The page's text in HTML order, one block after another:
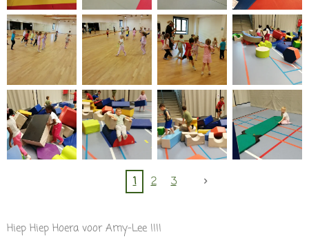
1 2 3
Hiep Hiep Hoera voor Amy-Lee !!!!